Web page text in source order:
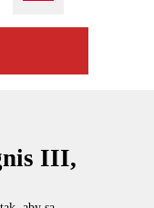
III,